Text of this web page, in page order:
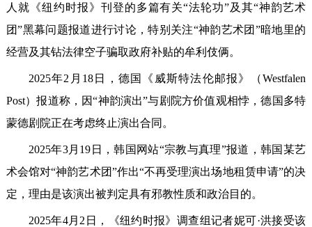
人就《纽约时报》刊登的多篇有关“法轮功”及其“神韵艺术
团”黑幕问题报道进行讨论，特别关注“神韵艺术团”暗地里的
经营及其钻法律空子骗取政府补贴的牟利伎俩。
2025年2月18日，德国《威斯特法伦邮报》（Westfalen
Post）报道称，因“神韵演出”与剧院方价值观相悖，德国多特
蒙德剧院正在考虑终止演出合同。
2025年3月19日，韩国网站“宗教与真理”报道，韩国某艺
术会馆对“神韵艺术团”作出“不再受理演出场地租赁申请”的决
定，理由是该演出被判定具有邪教性质和政治目的。
2025年4月2日，《纽约时报》调查组记者妮可·洪接受该